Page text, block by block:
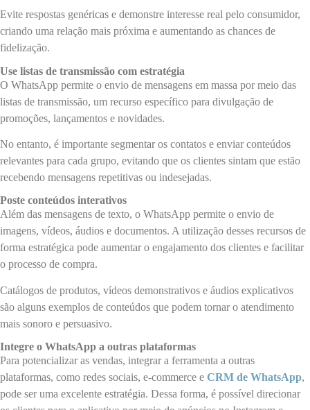
Evite respostas genéricas e demonstre interesse real pelo consumidor,
criando uma relação mais próxima e aumentando as chances de
fidelização.
Use listas de transmissão com estratégia
O WhatsApp permite o envio de mensagens em massa por meio das
listas de transmissão, um recurso específico para divulgação de
promoções, lançamentos e novidades.
No entanto, é importante segmentar os contatos e enviar conteúdos
relevantes para cada grupo, evitando que os clientes sintam que estão
recebendo mensagens repetitivas ou indesejadas.
Poste conteúdos interativos
Além das mensagens de texto, o WhatsApp permite o envio de
imagens, vídeos, áudios e documentos. A utilização desses recursos de
forma estratégica pode aumentar o engajamento dos clientes e facilitar
o processo de compra.
Catálogos de produtos, vídeos demonstrativos e áudios explicativos
são alguns exemplos de conteúdos que podem tornar o atendimento
mais sonoro e persuasivo.
Integre o WhatsApp a outras plataformas
Para potencializar as vendas, integrar a ferramenta a outras
plataformas, como redes sociais, e-commerce e CRM de WhatsApp,
pode ser uma excelente estratégia. Dessa forma, é possível direcionar